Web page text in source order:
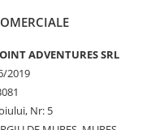
ADVENTURES SRL
2019
Nr: 5